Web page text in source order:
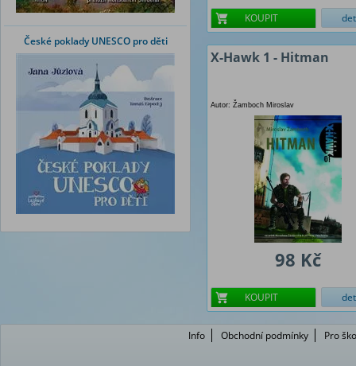
České poklady UNESCO pro děti
KOUPIT
X-Hawk 1 - Hitman
Autor: Žamboch Miroslav
98 Kč
KOUPIT
Info Obchodní podmínky Pro